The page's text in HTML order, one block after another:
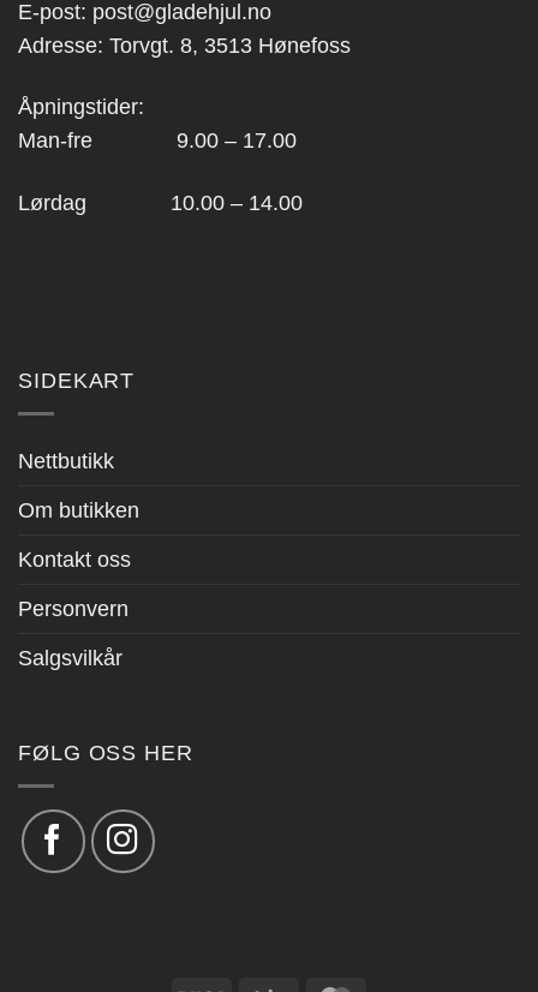
E-post: post@gladehjul.no
Adresse: Torvgt. 8, 3513 Hønefoss
Åpningstider:
Man-fre 9.00 – 17.00
Lørdag 10.00 – 14.00
SIDEKART
Nettbutikk
Om butikken
Kontakt oss
Personvern
Salgsvilkår
FØLG OSS HER